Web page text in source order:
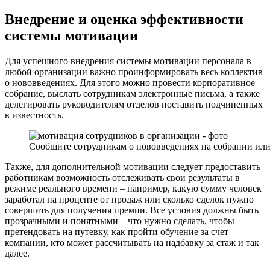
Внедрение и оценка эффективности
системы мотивации
Для успешного внедрения системы мотивации персонала в
любой организации важно проинформировать весь коллектив
о нововведениях. Для этого можно провести корпоративное
собрание, выслать сотрудникам электронные письма, а также
делегировать руководителям отделов поставить подчиненных
в известность.
Сообщите сотрудникам о нововведениях на собрании
Также, для дополнительной мотивации следует предоставить
работникам возможность отслеживать свои результаты в
режиме реального времени – например, какую сумму человек
заработал на проценте от продаж или сколько сделок нужно
совершить для получения премии. Все условия должны быть
прозрачными и понятными – что нужно сделать, чтобы
претендовать на путевку, как пройти обучение за счет
компании, кто может рассчитывать на надбавку за стаж и так
далее.